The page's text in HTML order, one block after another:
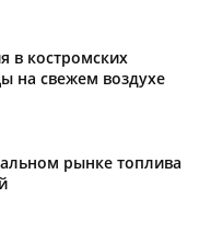
в костромских
на свежем воздухе
рынке топлива